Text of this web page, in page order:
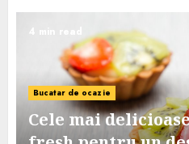
4 min read
Bucatar de ocazie
Cele mai